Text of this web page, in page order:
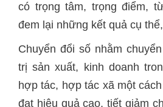
có trọng tâm, trọng điểm,
đem lại những kết quả cụ
Chuyển đổi số nhằm
trị sản xuất, kinh doanh
hợp tác, hợp tác xã một
đạt hiệu quả cao, tiết giảm